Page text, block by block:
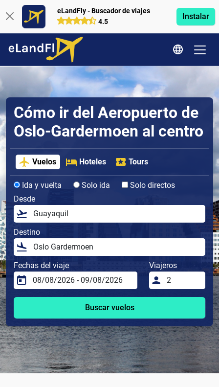
eLandFly - Buscador de viajes
4.5
Instalar
Cómo ir del Aeropuerto de
Oslo-Gardermoen al centro
Vuelos Hoteles Tours
Ida y vuelta Solo ida
Solo directos
Desde
Destino
Fechas del viaje Viajeros
Buscar vuelos